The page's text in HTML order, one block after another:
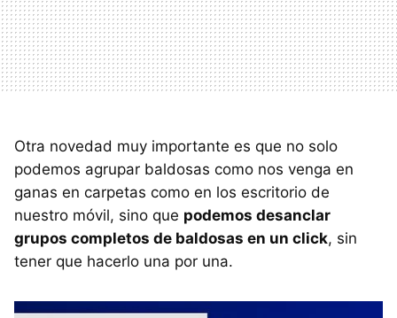
Otra novedad muy importante es que no solo
podemos agrupar baldosas como nos venga en
ganas en carpetas como en los escritorio de
nuestro móvil, sino que podemos desanclar
grupos completos de baldosas en un click, sin
tener que hacerlo una por una.